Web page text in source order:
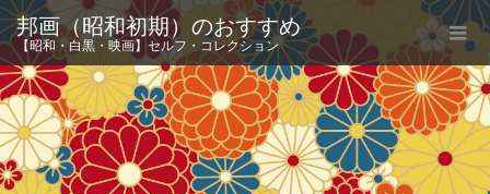
邦画（昭和初期）のおすすめ
【昭和・白黒・映画】セルフ・コレクション